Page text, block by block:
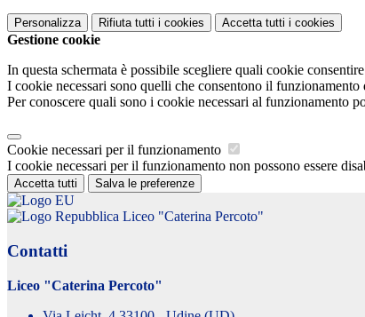
Personalizza Rifiuta tutti i cookies Accetta tutti i cookies
Gestione cookie
In questa schermata è possibile scegliere quali cookie
I cookie necessari sono quelli che consentono il
Per conoscere quali sono i cookie necessari al funzionamento
Cookie necessari per il funzionamento
I cookie necessari per il funzionamento non possono essere
Accetta tutti Salva le preferenze
Liceo "Caterina Percoto"
Contatti
Liceo "Caterina Percoto"